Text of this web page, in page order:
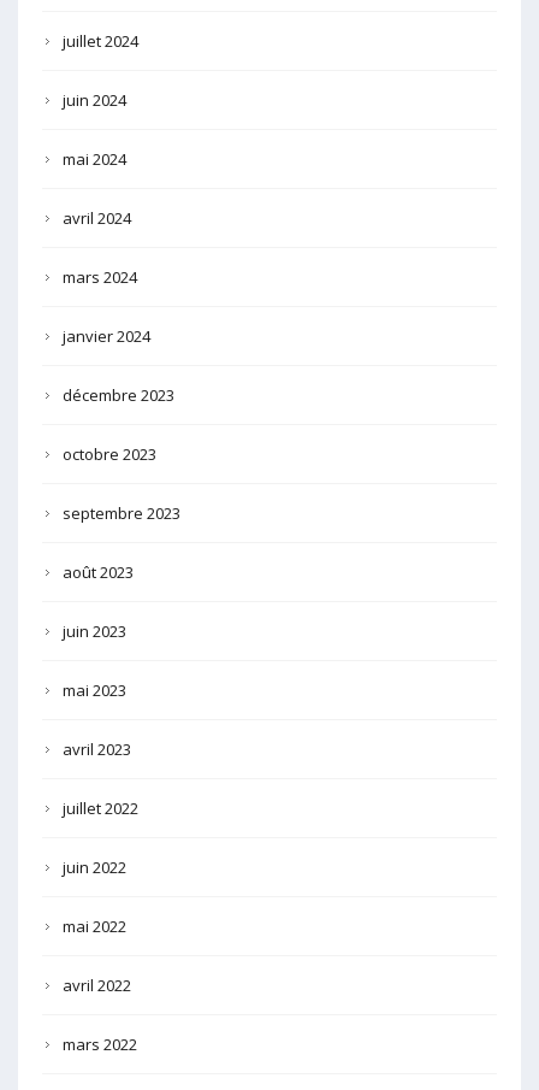
juillet 2024
juin 2024
mai 2024
avril 2024
mars 2024
janvier 2024
décembre 2023
octobre 2023
septembre 2023
août 2023
juin 2023
mai 2023
avril 2023
juillet 2022
juin 2022
mai 2022
avril 2022
mars 2022